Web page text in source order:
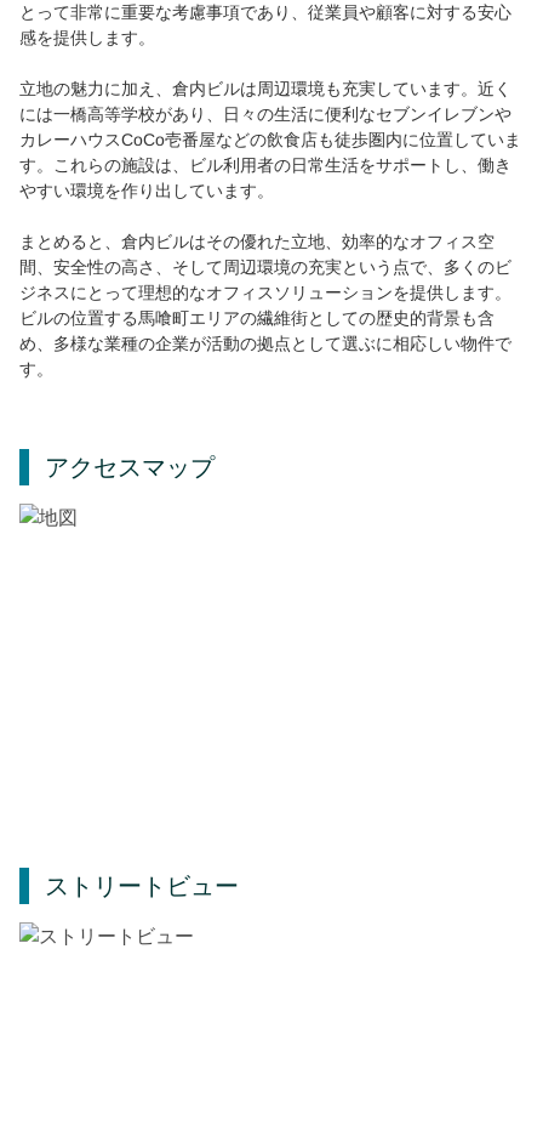
とって非常に重要な考慮事項であり、従業員や顧客に対する安心
感を提供します。
立地の魅力に加え、倉内ビルは周辺環境も充実しています。近く
には一橋高等学校があり、日々の生活に便利なセブンイレブンや
カレーハウスCoCo壱番屋などの飲食店も徒歩圏内に位置していま
す。これらの施設は、ビル利用者の日常生活をサポートし、働き
やすい環境を作り出しています。
まとめると、倉内ビルはその優れた立地、効率的なオフィス空
間、安全性の高さ、そして周辺環境の充実という点で、多くのビ
ジネスにとって理想的なオフィスソリューションを提供します。
ビルの位置する馬喰町エリアの繊維街としての歴史的背景も含
め、多様な業種の企業が活動の拠点として選ぶに相応しい物件で
す。
アクセスマップ
ストリートビュー